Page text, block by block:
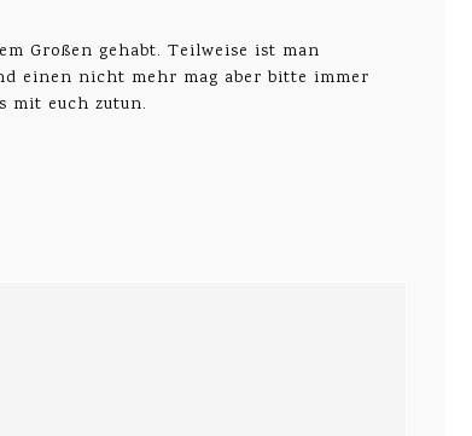
Großen gehabt. Teilweise ist man
einen nicht mehr mag aber bitte immer
mit euch zutun.